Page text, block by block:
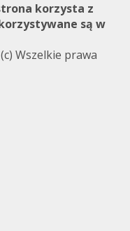
korzysta z
są w
Wszelkie prawa